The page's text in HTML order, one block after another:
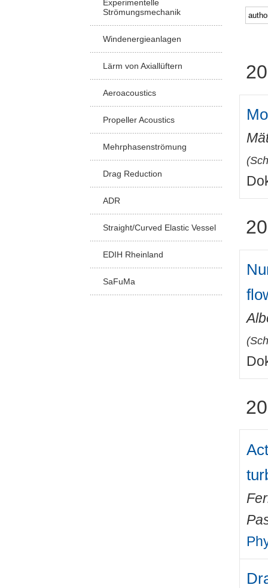
Experimentelle
Strömungsmechanik
Windenergieanlagen
Lärm von Axiallüftern
Aeroacoustics
Propeller Acoustics
Mehrphasenströmung
Drag Reduction
ADR
Straight/Curved Elastic Vessel
EDIH Rheinland
SaFuMa
(
(